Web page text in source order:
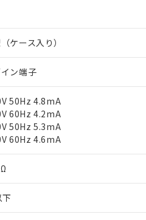
ケース入り）
ン端子
50Hz 4.8mA
60Hz 4.2mA
50Hz 5.3mA
60Hz 4.6mA